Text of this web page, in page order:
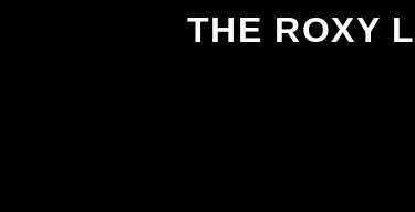
THE ROXY